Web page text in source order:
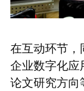
在互动环节
企业数字化应
论文研究方向